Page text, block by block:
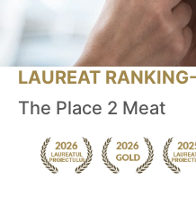
LAUREAT
The Place 2 Meat